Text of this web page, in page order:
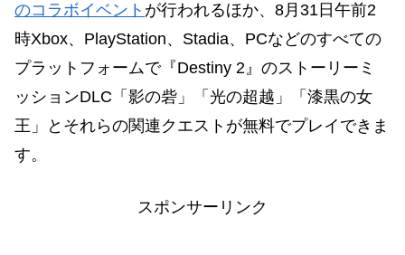
のコラボイベント が行われるほか、8月31日午前2
時Xbox、PlayStation、Stadia、PCなどのすべての
プラットフォームで『Destiny 2』のストーリーミ
ッションDLC「影の砦」「光の超越」「漆黒の女
王」とそれらの関連クエストが無料でプレイできま
す。
スポンサーリンク